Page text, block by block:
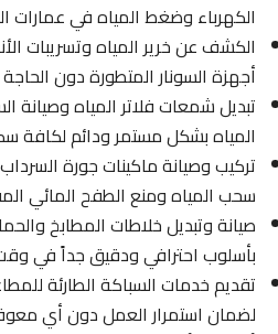
الكهرباء وضغط المياه في عمارات
الكشف عن خرير المياه وتسريبات
أجهزة السونار المتطورة دون الحاجة
تبديل شمعات فلاتر المياه وصيانة
المياه بشكل مستمر ودائم لكافة
تركيب وصيانة ماكينات جورة السرداب
سحب المياه ومنع الطفح المائي
صيانة وتبديل خلاطات المطابخ
بأسلوب احترافي ودقيق جداً في وقت
تقديم خدمات السباكة الطارئة
لضمان استمرار العمل دون أي